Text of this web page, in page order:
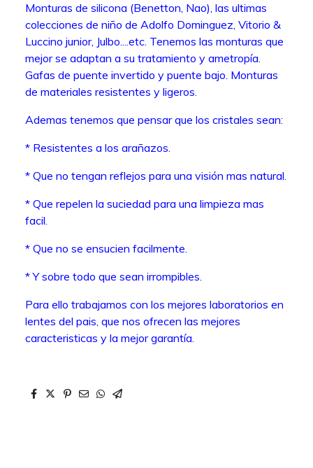
Monturas de silicona (Benetton, Nao), las ultimas
colecciones de niño de Adolfo Dominguez, Vitorio &
Luccino junior, Julbo....etc. Tenemos las monturas que
mejor se adaptan a su tratamiento y ametropía.
Gafas de puente invertido y puente bajo. Monturas
de materiales resistentes y ligeros.
Ademas tenemos que pensar que los cristales sean:
* Resistentes a los arañazos.
* Que no tengan reflejos para una visión mas natural.
* Que repelen la suciedad para una limpieza mas
facil.
* Que no se ensucien facilmente.
* Y sobre todo que sean irrompibles.
Para ello trabajamos con los mejores laboratorios en
lentes del pais, que nos ofrecen las mejores
caracteristicas y la mejor garantía.